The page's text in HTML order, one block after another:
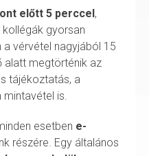
előtt 5 perccel,
gyorsan
a vérvétel nagyjából 15
alatt megtörténik az
tájékoztatás, a
is.
esetben e-
részére. Egy általános